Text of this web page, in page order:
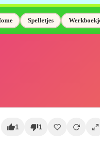
Spelletjes
1 1